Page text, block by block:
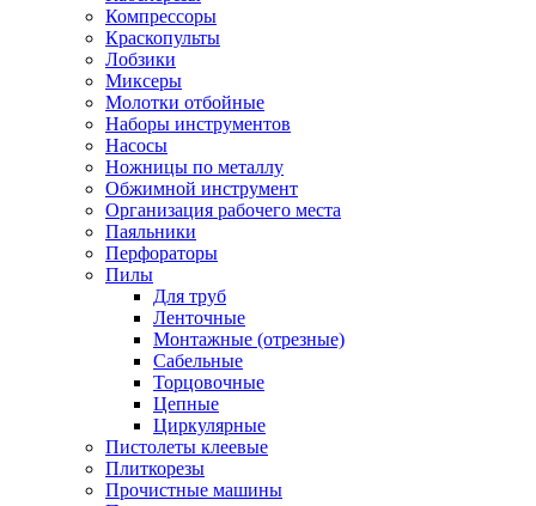
Компрессоры
Краскопульты
Лобзики
Миксеры
Молотки отбойные
Наборы инструментов
Насосы
Ножницы по металлу
Обжимной инструмент
Организация рабочего места
Паяльники
Перфораторы
Пилы
Для труб
Ленточные
Монтажные (отрезные)
Сабельные
Торцовочные
Цепные
Циркулярные
Пистолеты клеевые
Плиткорезы
Прочистные машины